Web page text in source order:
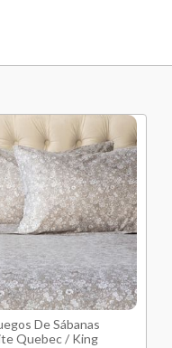
250 cm
240 cm
180 cm
200 cm
30 cm
China
6 Meses
De Sábanas
Quebec / King